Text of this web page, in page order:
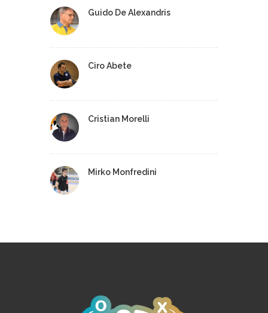
Guido De Alexandris
Ciro Abete
Cristian Morelli
Mirko Monfredini